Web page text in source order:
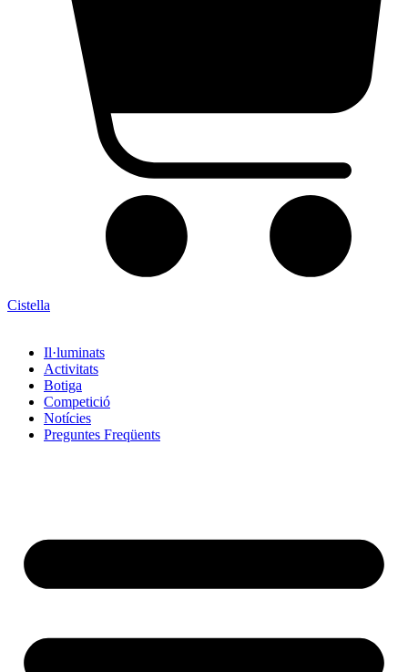
Cistella
Il·luminats
Activitats
Botiga
Competició
Notícies
Preguntes Freqüents